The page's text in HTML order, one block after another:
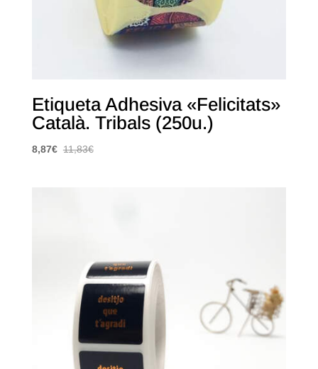
Etiqueta Adhesiva «Felicitats»
Català. Tribals (250u.)
8,87€ 11,83€